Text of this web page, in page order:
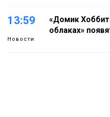
13:59
Новости
«Домик
облаках»